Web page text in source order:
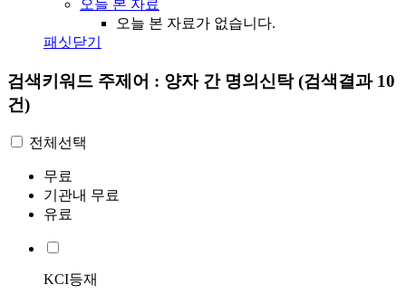
오늘 본 자료
오늘 본 자료가 없습니다.
패싯닫기
검색키워드 주제어 : 양자 간 명의신탁(검색결과 10
건)
전체선택
무료
기관내 무료
유료
KCI등재